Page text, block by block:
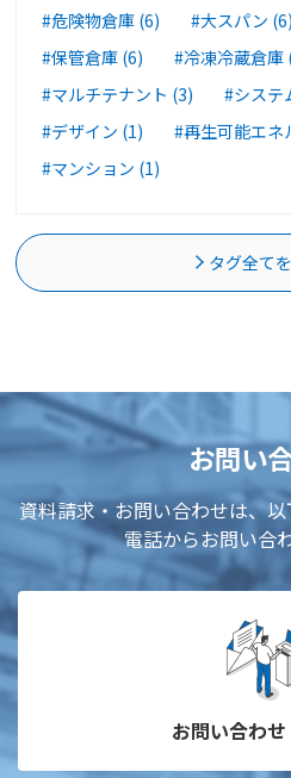
#危険物倉庫 (6)
#大スパン (6)
#保管倉庫 (6)
#冷凍冷蔵倉庫
#マルチテナント (3)
#システ
#デザイン (1)
#再生可能エネ
#マンション (1)
タグ全て
お問い
資料請求・お問い合わせは、
電話からお問い合
お問い合わ